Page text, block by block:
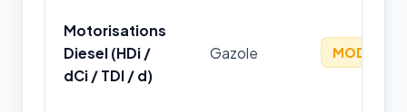
Motorisations
Diesel (HDi /
dCi / TDI / d)
Gazole MODÉRÉ